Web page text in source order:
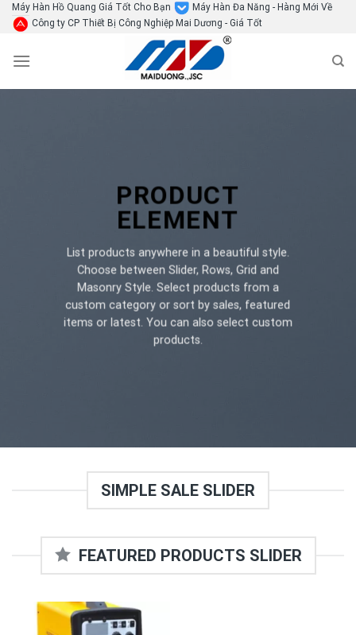
SkipMáy Hàn Hồ Quang Giá Tốt Cho Bạn
Máy Hàn Đa Năng - Hàng Mới Về
Công ty CP Thiết Bị Công Nghiệp Mai Dương - Giá Tốt
PRODUCT
ELEMENT
List products anywhere in a beautiful style.
Choose between Slider, Rows, Grid and
Masonry Style. Select products from a
custom category or sort by sales, featured
items or latest. You can also select custom
products.
SIMPLE SALE SLIDER
FEATURED PRODUCTS SLIDER